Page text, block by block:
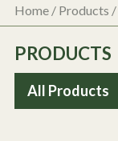
Home / Products /
PRODUCTS
All Products